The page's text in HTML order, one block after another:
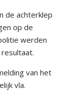
de achterklep
op de
werden
van het
vla.